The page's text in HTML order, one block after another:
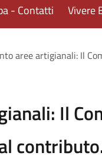
- Contatti Vivere
aree artigianali: Il
Il